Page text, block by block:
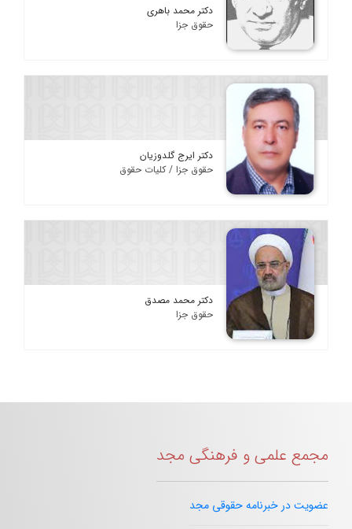
دکتر محمد باهری
حقوق جزا
دکتر ایرج گلدوزیان
حقوق جزا / کلیات حقوق
دکتر محمد مصدق
حقوق جزا
مجمع علمی و فرهنگی مجد
عضویت در خبرنامه حقوقی مجد